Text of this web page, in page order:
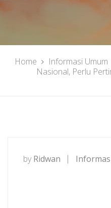
Home Informasi Umum
Nasional, Perlu
by Ridwan